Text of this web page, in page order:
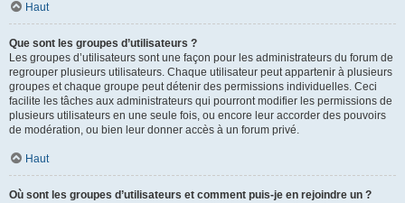
Haut
Que sont les groupes d’utilisateurs ?
Les groupes d’utilisateurs sont une façon pour les administrateurs du forum de
regrouper plusieurs utilisateurs. Chaque utilisateur peut appartenir à plusieurs
groupes et chaque groupe peut détenir des permissions individuelles. Ceci
facilite les tâches aux administrateurs qui pourront modifier les permissions de
plusieurs utilisateurs en une seule fois, ou encore leur accorder des pouvoirs
de modération, ou bien leur donner accès à un forum privé.
Haut
Où sont les groupes d’utilisateurs et comment puis-je en rejoindre un ?